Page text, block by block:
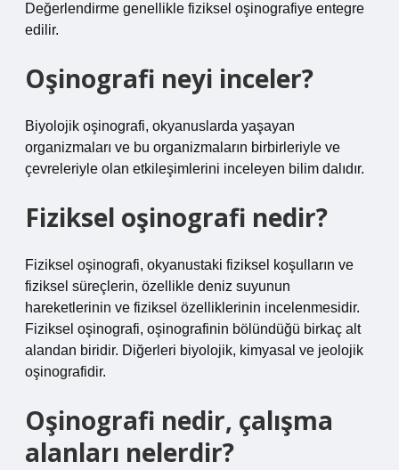
Değerlendirme genellikle fiziksel oşinografiye entegre
edilir.
Oşinografi neyi inceler?
Biyolojik oşinografi, okyanuslarda yaşayan
organizmaları ve bu organizmaların birbirleriyle ve
çevreleriyle olan etkileşimlerini inceleyen bilim dalıdır.
Fiziksel oşinografi nedir?
Fiziksel oşinografi, okyanustaki fiziksel koşulların ve
fiziksel süreçlerin, özellikle deniz suyunun
hareketlerinin ve fiziksel özelliklerinin incelenmesidir.
Fiziksel oşinografi, oşinografinin bölündüğü birkaç alt
alandan biridir. Diğerleri biyolojik, kimyasal ve jeolojik
oşinografidir.
Oşinografi nedir, çalışma
alanları nelerdir?